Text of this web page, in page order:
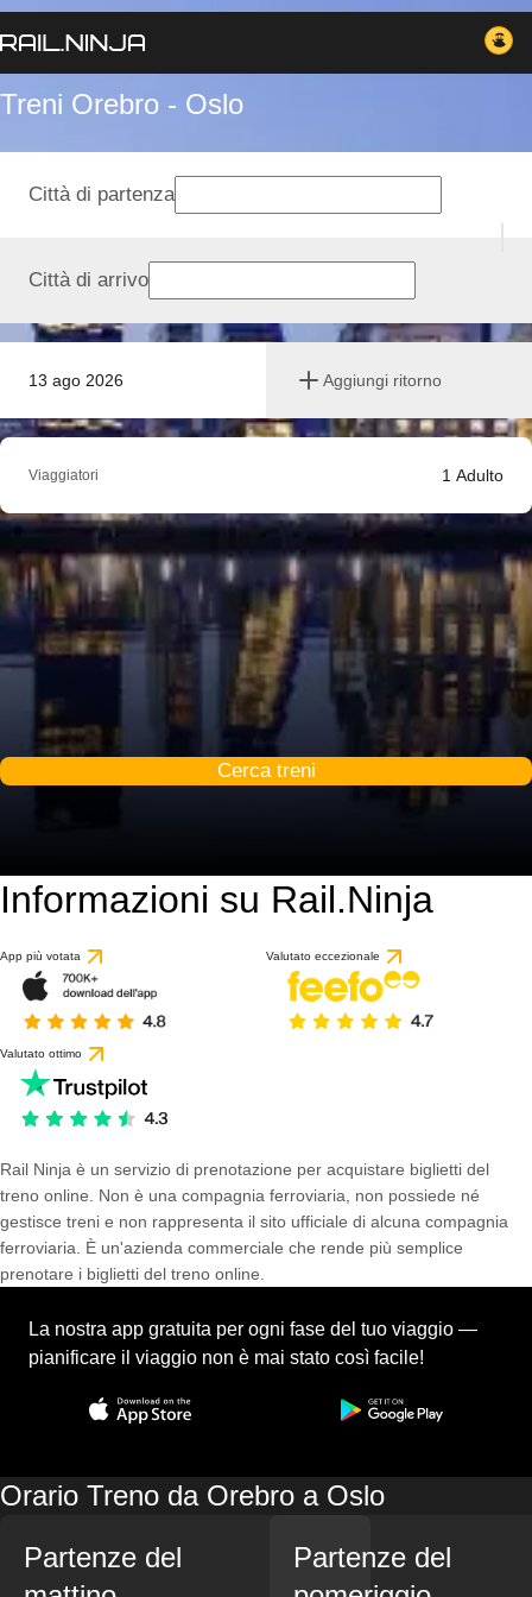
Treni Orebro - Oslo
13 ago 2026 Aggiungi ritorno
Città di partenza
Città di arrivo
Viaggiatori 1 Adulto
Cerca treni
Informazioni su Rail.Ninja
App più votata Valutato eccezionale
Valutato ottimo
Rail Ninja è un servizio di prenotazione per acquistare biglietti del
treno online. Non è una compagnia ferroviaria, non possiede né
gestisce treni e non rappresenta il sito ufficiale di alcuna compagnia
ferroviaria. È un'azienda commerciale che rende più semplice
prenotare i biglietti del treno online.
La nostra app gratuita per ogni fase del tuo viaggio —
pianificare il viaggio non è mai stato così facile!
Orario Treno da Orebro a Oslo
Partenze del
Partenze del
9.6 / 10
basato su 1